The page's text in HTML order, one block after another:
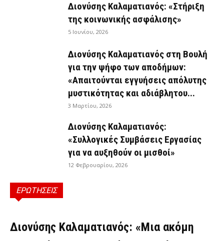
Διονύσης Καλαματιανός: «Στήριξη
της κοινωνικής ασφάλισης»
5 Ιουνίου, 2026
Διονύσης Καλαματιανός στη Βουλή
για την ψήφο των αποδήμων:
«Απαιτούνται εγγυήσεις απόλυτης
μυστικότητας και αδιάβλητου...
3 Μαρτίου, 2026
Διονύσης Καλαματιανός:
«Συλλογικές Συμβάσεις Εργασίας
για να αυξηθούν οι μισθοί»
12 Φεβρουαρίου, 2026
ΕΡΩΤΗΣΕΙΣ
ΕΡΩΤΉΣΕΙΣ
Διονύσης Καλαματιανός: «Μια ακόμη